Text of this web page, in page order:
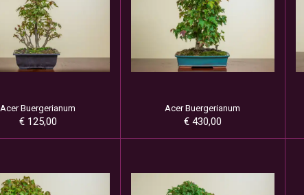
Acer Buergerianum
€ 125,00
Acer Buergerianum
€ 430,00